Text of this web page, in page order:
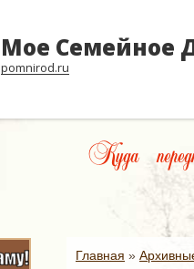
Мое Семейное
pomnirod.ru
Куда
Главная »